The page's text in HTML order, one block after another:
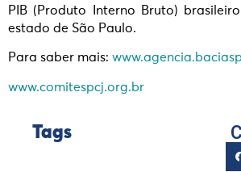
PIB (Produto Interno Bruto)
estado de São Paulo.
Para saber mais:
www.comitespcj.org.br
Tags